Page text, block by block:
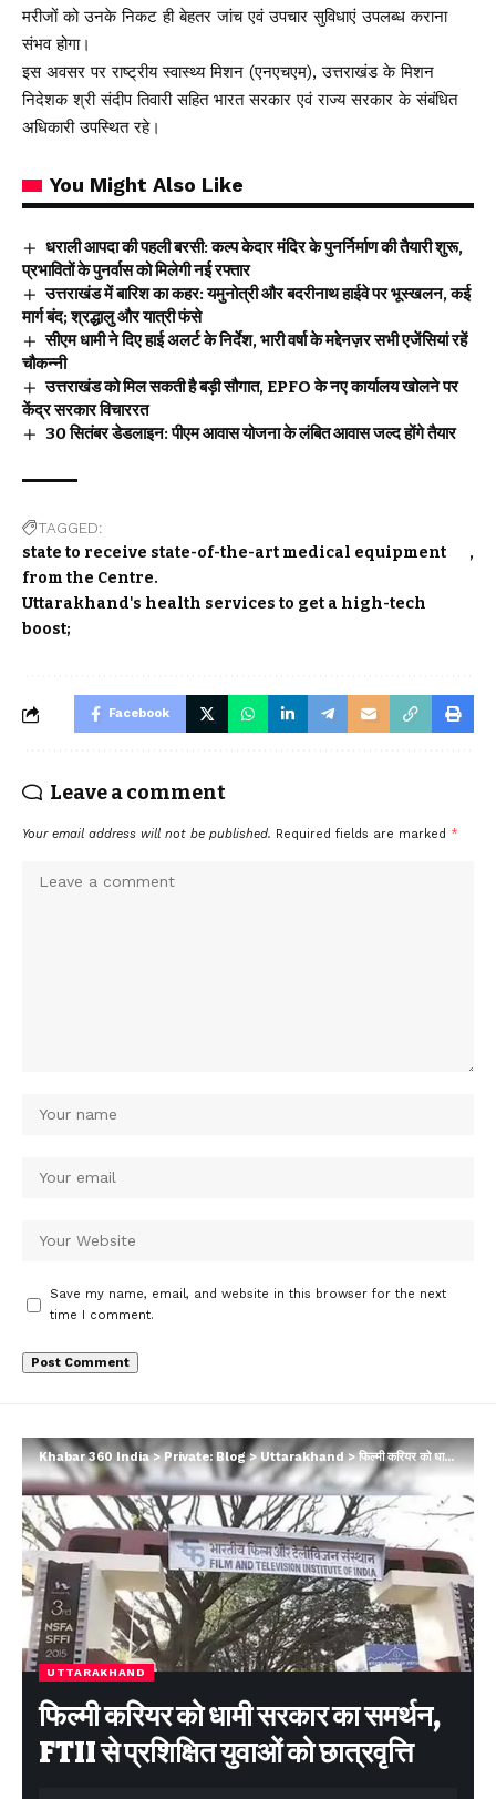
मरीजों को उनके निकट ही बेहतर जांच एवं उपचार सुविधाएं उपलब्ध कराना
संभव होगा।
इस अवसर पर राष्ट्रीय स्वास्थ्य मिशन (एनएचएम), उत्तराखंड के मिशन
निदेशक श्री संदीप तिवारी सहित भारत सरकार एवं राज्य सरकार के संबंधित
अधिकारी उपस्थित रहे।
You Might Also Like
धराली आपदा की पहली बरसी: कल्प केदार मंदिर के पुनर्निर्माण की तैयारी शुरू,
प्रभावितों के पुनर्वास को मिलेगी नई रफ्तार
उत्तराखंड में बारिश का कहर: यमुनोत्री और बदरीनाथ हाईवे पर भूस्खलन, कई
मार्ग बंद; श्रद्धालु और यात्री फंसे
सीएम धामी ने दिए हाई अलर्ट के निर्देश, भारी वर्षा के मद्देनज़र सभी एजेंसियां रहें
चौकन्नी
उत्तराखंड को मिल सकती है बड़ी सौगात, EPFO के नए कार्यालय खोलने पर
केंद्र सरकार विचाररत
30 सितंबर डेडलाइन: पीएम आवास योजना के लंबित आवास जल्द होंगे तैयार
TAGGED:
state to receive state-of-the-art medical equipment
from the Centre.
Uttarakhand's health services to get a high-tech
boost;
Facebook
Leave a comment
Your email address will not be published. Required fields are marked *
Save my name, email, and website in this browser for the next
time I comment.
Khabar 360 India>Private: Blog> Uttarakhand>फिल्मी करियर को धामी सरकार का समर्थन, FTII से प्रशिक्षित युवाओं को छात्रवृत्ति
UTTARAKHAND
फिल्मी करियर को धामी सरकार का समर्थन,
FTII से प्रशिक्षित युवाओं को छात्रवृत्ति